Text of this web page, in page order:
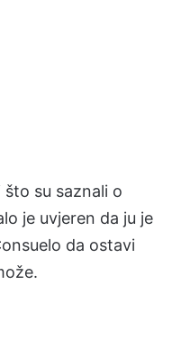
su saznali o
je uvjeren da ju je
da ostavi